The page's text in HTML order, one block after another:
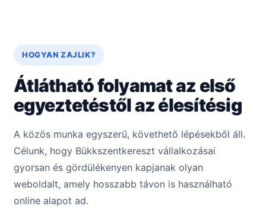
HOGYAN ZAJLIK?
Átlátható folyamat az első
egyeztetéstől az élesítésig
A közös munka egyszerű, követhető lépésekből áll.
Célunk, hogy Bükkszentkereszt vállalkozásai
gyorsan és gördülékenyen kapjanak olyan
weboldalt, amely hosszabb távon is használható
online alapot ad.